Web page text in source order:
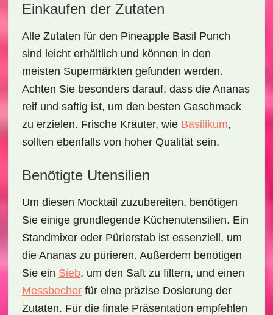
Einkaufen der Zutaten
Alle Zutaten für den Pineapple Basil Punch
sind leicht erhältlich und können in den
meisten Supermärkten gefunden werden.
Achten Sie besonders darauf, dass die Ananas
reif und saftig ist, um den besten Geschmack
zu erzielen. Frische Kräuter, wie Basilikum,
sollten ebenfalls von hoher Qualität sein.
Benötigte Utensilien
Um diesen Mocktail zuzubereiten, benötigen
Sie einige grundlegende Küchenutensilien. Ein
Standmixer oder Pürierstab ist essenziell, um
die Ananas zu pürieren. Außerdem benötigen
Sie ein Sieb, um den Saft zu filtern, und einen
Messbecherfür eine präzise Dosierung der
Zutaten. Für die finale Präsentation empfehlen